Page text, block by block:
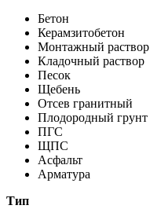
Бетон
Керамзитобетон
Монтажный раствор
Кладочный раствор
Песок
Щебень
Отсев гранитный
Плодородный грунт
ПГС
ЩПС
Асфальт
Арматура
Тип